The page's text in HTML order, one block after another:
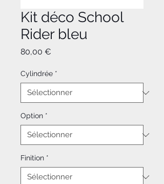
Kit déco School
Rider bleu
80,00 €
Cylindrée *
Option *
Finition *